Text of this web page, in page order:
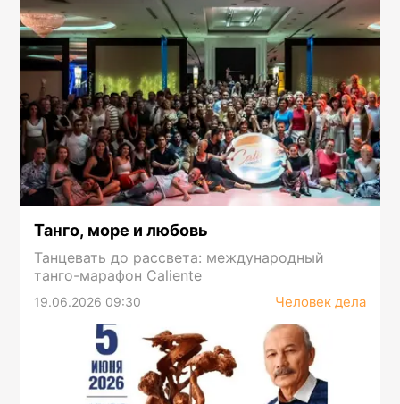
Танго, море и любовь
Танцевать до рассвета: международный
танго-марафон Caliente
19.06.2026 09:30 Человек дела